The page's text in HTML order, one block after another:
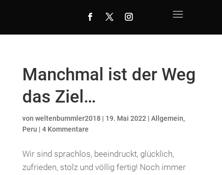
Manchmal ist der Weg
das Ziel…
von weltenbummler2018| 19. Mai 2022 | Allgemein,
Peru | 4 Kommentare
Wir sind sprachlos, beeindruckt, glücklich,
zufrieden, stolz und völlig fertig! Noch immer